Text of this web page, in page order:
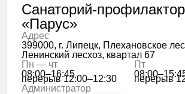
Санаторий-
«Парус»
Адрес
399000, г. Липецк, Плехановское
Ленинский лесхоз, квартал 67
Пн — чт
08:00–16:45
перерыв 12:00–12:30
Пт
перерыв
Администратор